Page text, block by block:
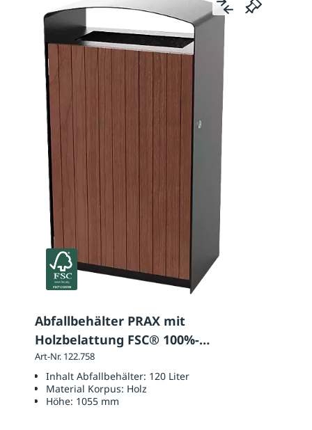
Abfallbehälter PRAX mit
Holzbelattung FSC® 100%-
zertifiziertes Jatoba
Art-Nr. 122.758
Inhalt Abfallbehälter: 120 Liter
Material Korpus: Holz
Höhe: 1055 mm